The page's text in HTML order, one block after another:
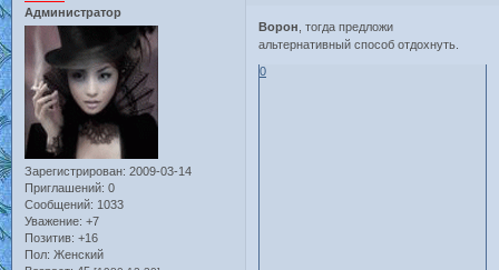
Администратор
Зарегистрирован: 2009-03-14
Приглашений: 0
Сообщений: 1033
Уважение: +7
Позитив: +16
Пол: Женский
Ворон , тогда предложи
альтернативный способ отдохнуть.
0